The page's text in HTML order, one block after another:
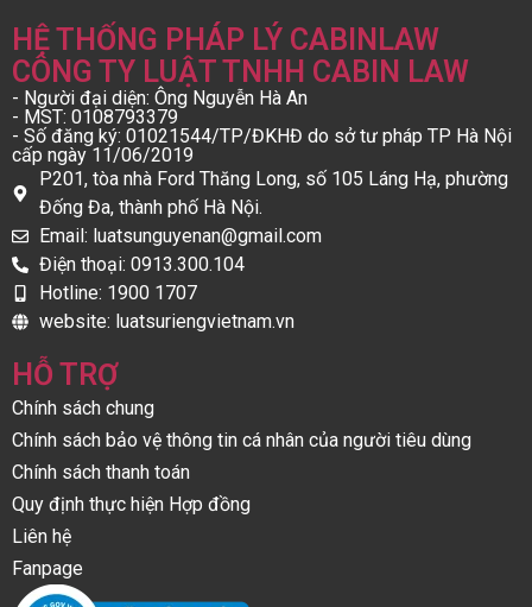
HỆ THỐNG PHÁP LÝ CABINLAW
CÔNG TY LUẬT TNHH CABIN LAW
- Người đại diện: Ông Nguyễn Hà An
- MST: 0108793379
- Số đăng ký: 01021544/TP/ĐKHĐ do sở tư pháp TP Hà Nội
cấp ngày 11/06/2019
P201, tòa nhà Ford Thăng Long, số 105 Láng Hạ, phường
Đống Đa, thành phố Hà Nội.
Email: luatsunguyenan@gmail.com
Điện thoại: 0913.300.104
Hotline: 1900 1707
website: luatsuriengvietnam.vn
HỖ TRỢ
Chính sách chung
Chính sách bảo vệ thông tin cá nhân của người tiêu dùng
Chính sách thanh toán
Quy định thực hiện Hợp đồng
Liên hệ
Fanpage